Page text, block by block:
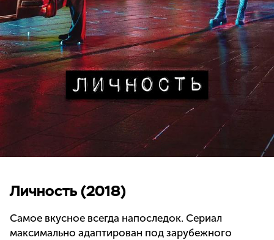
Личность (2018)
Самое вкусное всегда напоследок. Сериал
максимально адаптирован под зарубежного